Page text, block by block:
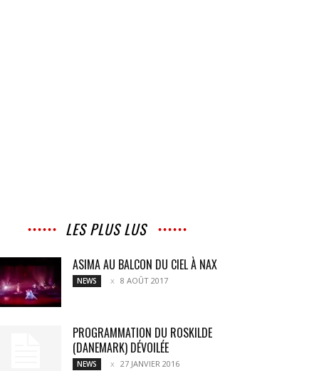
LES PLUS LUS
ASIMA AU BALCON DU CIEL À NAX
NEWS 8 AOÛT 2017
PROGRAMMATION DU ROSKILDE
(DANEMARK) DÉVOILÉE
NEWS 27 JANVIER 2016